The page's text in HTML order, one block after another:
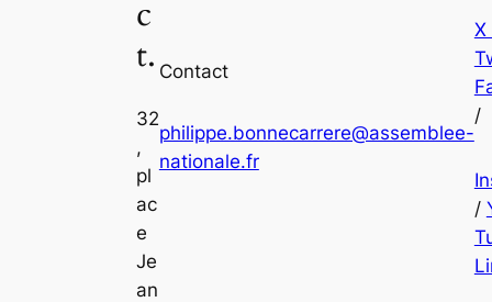
c
t.
32
,
pl
ac
e
Je
an
Contact
philippe.bonnecarrere@assemblee-
nationale.fr
X
/
/